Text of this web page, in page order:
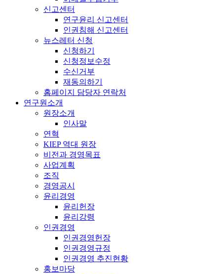
신고센터
연구윤리 신고센터
인권침해 신고센터
뉴스레터 신청
신청하기
신청정보수정
수신거부
재동의하기
홈페이지 담당자 연락처
연구원소개
원장소개
인사말
연혁
KIEP 역대 원장
비전과 경영목표
사업계획
조직
경영공시
윤리경영
윤리헌장
윤리강령
인권경영
인권경영헌장
인권경영규정
인권경영 추진현황
홍보마당